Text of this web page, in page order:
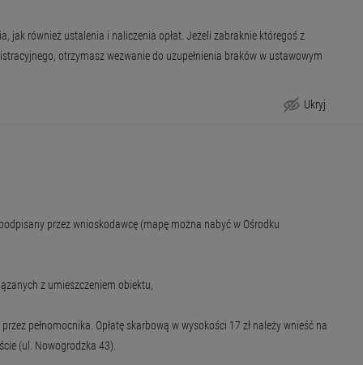
Ukryj
jak również ustalenia i naliczenia opłat. Jeżeli zabraknie któregoś z
otrzymasz wezwanie do uzupełnienia braków w ustawowym
przez wnioskodawcę (mapę można nabyć w Ośrodku
z umieszczeniem obiektu,
pełnomocnika. Opłatę skarbową w wysokości 17 zł należy wnieść na
(ul. Nowogrodzka 43).